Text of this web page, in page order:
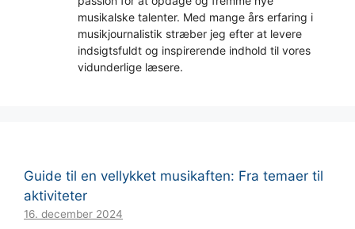
musikalske talenter. Med mange års erfaring i
musikjournalistik stræber jeg efter at levere
indsigtsfuldt og inspirerende indhold til vores
vidunderlige læsere.
Guide til en vellykket musikaften: Fra temaer til
aktiviteter
16. december 2024